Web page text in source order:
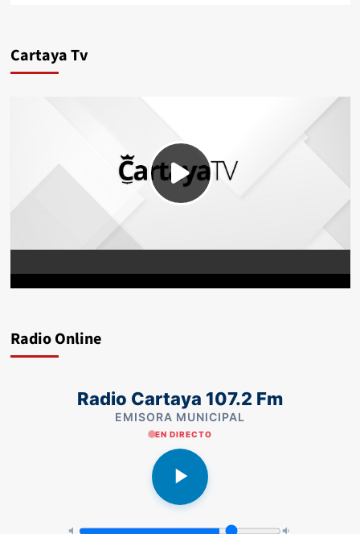
Cartaya Tv
Radio Online
Radio Cartaya 107.2 Fm
EMISORA MUNICIPAL
EN DIRECTO